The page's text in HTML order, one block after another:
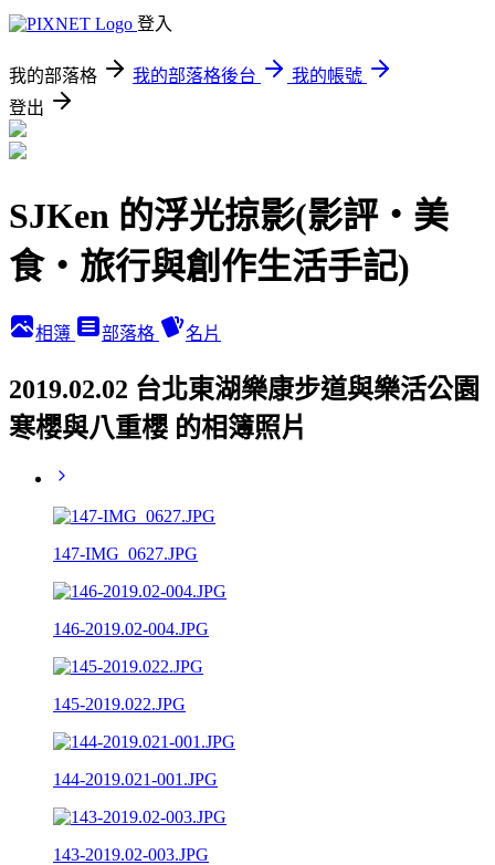
登入
我的部落格 我的部落格後台
我的帳號
登出
SJKen 的浮光掠影(影評‧美
食‧旅行與創作生活手記)
相簿 部落格 名片
2019.02.02 台北東湖樂康步道與樂活公園
寒櫻與八重櫻 的相簿照片
147-IMG_0627.JPG
146-2019.02-004.JPG
145-2019.022.JPG
144-2019.021-001.JPG
143-2019.02-003.JPG